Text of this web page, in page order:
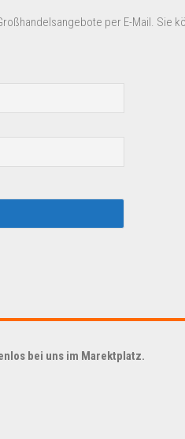
per E-Mail. Sie
bei uns im Marektplatz.